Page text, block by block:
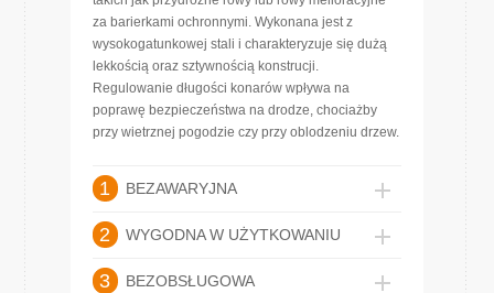
za barierkami ochronnymi. Wykonana jest z
wysokogatunkowej stali i charakteryzuje się dużą
lekkością oraz sztywnością konstrucji.
Regulowanie długości konarów wpływa na
poprawę bezpieczeństwa na drodze, chociażby
przy wietrznej pogodzie czy przy oblodzeniu drzew.
1 BEZAWARYJNA
2 WYGODNA W UŻYTKOWANIU
3 BEZOBSŁUGOWA